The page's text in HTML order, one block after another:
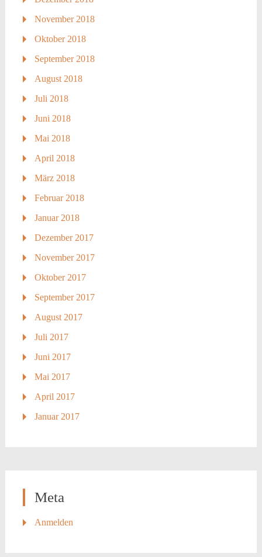
November 2018
Oktober 2018
September 2018
August 2018
Juli 2018
Juni 2018
Mai 2018
April 2018
März 2018
Februar 2018
Januar 2018
Dezember 2017
November 2017
Oktober 2017
September 2017
August 2017
Juli 2017
Juni 2017
Mai 2017
April 2017
Januar 2017
Meta
Anmelden